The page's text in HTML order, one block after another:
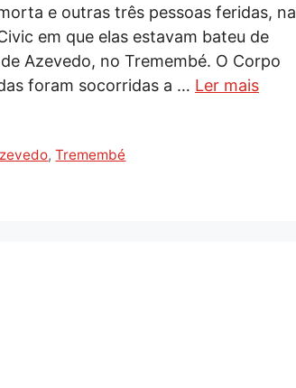
e outras três pessoas feridas, na
em que elas estavam bateu de
Azevedo, no Tremembé. O Corpo
foram socorridas a … Ler mais
,Tremembé